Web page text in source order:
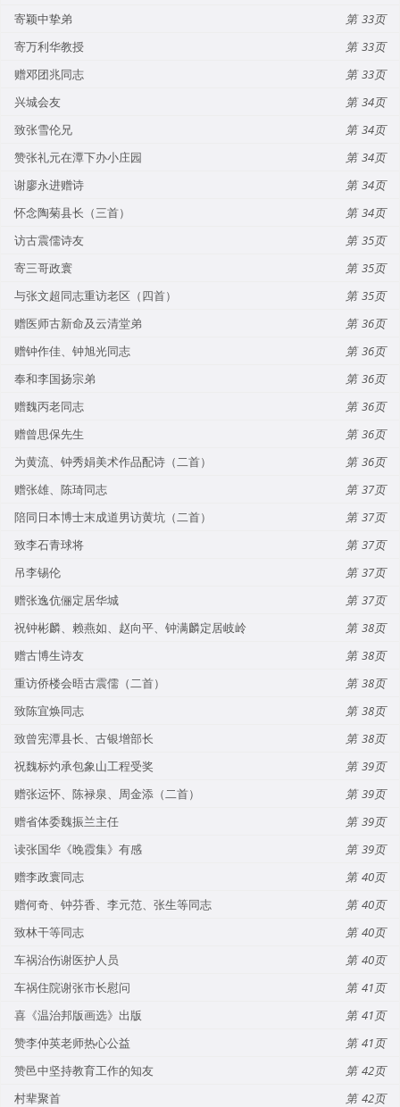
寄颖中挚弟
33
寄万利华教授
33
赠邓团兆同志
33
兴城会友
34
致张雪伦兄
34
赞张礼元在潭下办小庄园
34
谢廖永进赠诗
34
怀念陶菊县长（三首）
34
访古震儒诗友
35
寄三哥政寰
35
与张文超同志重访老区（四首）
35
赠医师古新命及云清堂弟
36
赠钟作佳、钟旭光同志
36
奉和李国扬宗弟
36
赠魏丙老同志
36
赠曾思保先生
36
为黄流、钟秀娟美术作品配诗（二首）
36
赠张雄、陈琦同志
37
陪同日本博士末成道男访黄坑（二首）
37
致李石青球将
37
吊李锡伦
37
赠张逸伉俪定居华城
37
祝钟彬麟、赖燕如、赵向平、钟满麟定居岐岭
38
赠古博生诗友
38
重访侨楼会晤古震儒（二首）
38
致陈宜焕同志
38
致曾宪潭县长、古银增部长
38
祝魏标灼承包象山工程受奖
39
赠张运怀、陈禄泉、周金添（二首）
39
赠省体委魏振兰主任
39
读张国华《晚霞集》有感
39
赠李政寰同志
40
赠何奇、钟芬香、李元范、张生等同志
40
致林干等同志
40
车祸治伤谢医护人员
40
车祸住院谢张市长慰问
41
喜《温治邦版画选》出版
41
赞李仲英老师热心公益
41
赞邑中坚持教育工作的知友
42
村辈聚首
42